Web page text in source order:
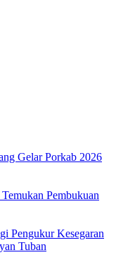
Gelar Porkab 2026
Pembukuan
Pengukur Kesegaran
Tuban